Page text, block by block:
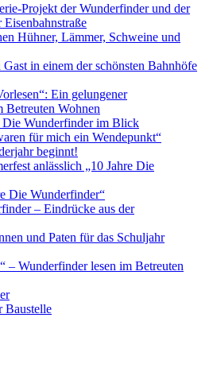
Projekt der Wunderfinder und der
Hühner, Lämmer, Schweine und
in einem der schönsten Bahnhöfe
Ein gelungener
Betreuten Wohnen
Die Wunderfinder im Blick
für mich ein Wendepunkt“
beginnt!
anlässlich „10 Jahre Die
Die Wunderfinder“
– Eindrücke aus der
und Paten für das Schuljahr
– Wunderfinder lesen im Betreuten
Baustelle